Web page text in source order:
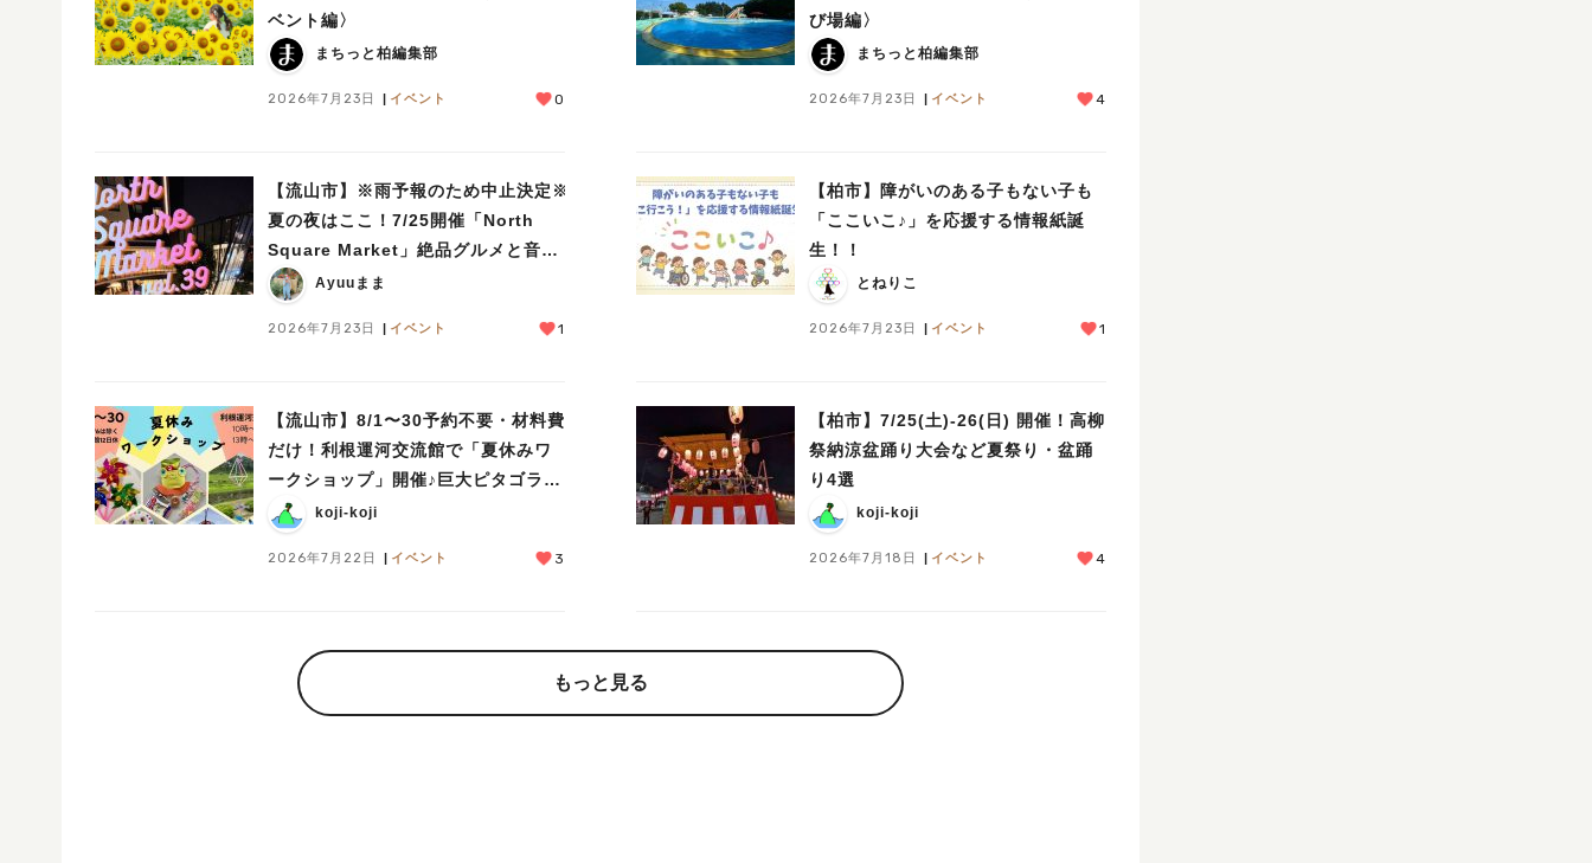
ベント編〉
まちっと柏編集部
2026年7月23日 イベント 0
び場編〉
まちっと柏編集部
2026年7月23日 イベント 4
【流山市】※雨予報のため中止決定※
夏の夜はここ！7/25開催「North
Square Market」絶品グルメと音楽
ライブを楽しもう♪
Ayuuまま
2026年7月23日 イベント 1
【柏市】障がいのある子もない子も
「ここいこ♪」を応援する情報紙誕
生！！
とねりこ
2026年7月23日 イベント 1
【流山市】8/1〜30予約不要・材料費
だけ！利根運河交流館で「夏休みワ
ークショップ」開催♪巨大ピタゴラ装
置展も！koji-koji
2026年7月22日 イベント 3
【柏市】7/25(土)‐26(日) 開催！高柳
祭納涼盆踊り大会など夏祭り・盆踊
り4選
koji-koji
2026年7月18日 イベント 4
もっと見る